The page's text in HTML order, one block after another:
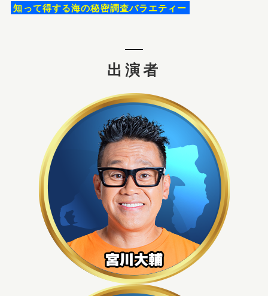
知って得する海の秘密調査バラエティー
出演者